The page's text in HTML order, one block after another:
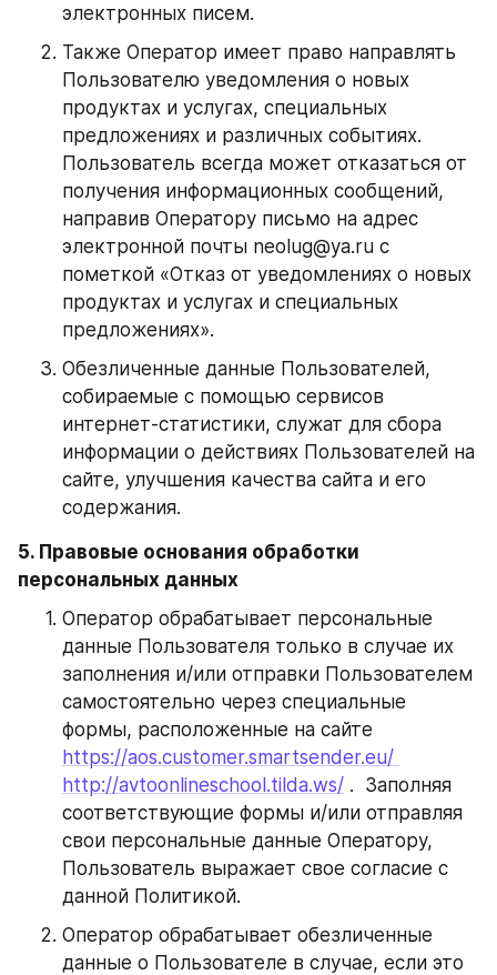
электронных писем.
Также Оператор имеет право направлять
Пользователю уведомления о новых
продуктах и услугах, специальных
предложениях и различных событиях.
Пользователь всегда может отказаться от
получения информационных сообщений,
направив Оператору письмо на адрес
электронной почты neolug@ya.ru с
пометкой «Отказ от уведомлениях о новых
продуктах и услугах и специальных
предложениях».
Обезличенные данные Пользователей,
собираемые с помощью сервисов
интернет-статистики, служат для сбора
информации о действиях Пользователей на
сайте, улучшения качества сайта и его
содержания.
5. Правовые основания обработки
персональных данных
Оператор обрабатывает персональные
данные Пользователя только в случае их
заполнения и/или отправки Пользователем
самостоятельно через специальные
https://aos.customer.smartsender.eu/
http://avtoonlineschool.tilda.ws/ .  Заполняя
соответствующие формы и/или отправляя
свои персональные данные Оператору,
Пользователь выражает свое согласие с
данной Политикой.
Оператор обрабатывает обезличенные
данные о Пользователе в случае, если это